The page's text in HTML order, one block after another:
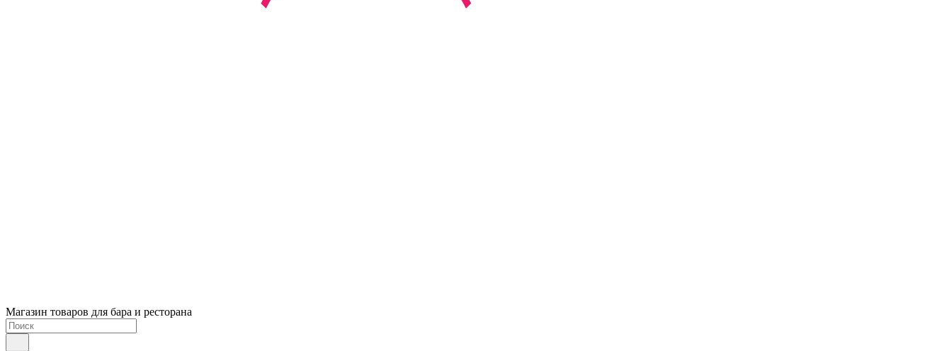
Магазин товаров для бара и ресторана